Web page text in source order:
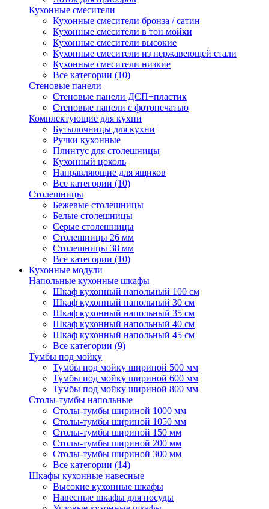
Кухонные смесители
Кухонные смесители бронза / сатин
Кухонные смесители в тон мойки
Кухонные смесители высокие
Кухонные смесители из нержавеющей стали
Кухонные смесители низкие
Все категории (10)
Стеновые панели
Стеновые панели ДСП+пластик
Стеновые панели с фотопечатью
Комплектующие для кухни
Бутылочницы для кухни
Ручки кухонные
Плинтус для столешницы
Кухонный цоколь
Направляющие для ящиков
Все категории (10)
Столешницы
Бежевые столешницы
Белые столешницы
Серые столешницы
Столешницы 26 мм
Столешницы 38 мм
Все категории (10)
Кухонные модули
Напольные кухонные шкафы
Шкаф кухонный напольный 100 см
Шкаф кухонный напольный 30 см
Шкаф кухонный напольный 35 см
Шкаф кухонный напольный 40 см
Шкаф кухонный напольный 45 см
Все категории (9)
Тумбы под мойку
Тумбы под мойку шириной 500 мм
Тумбы под мойку шириной 600 мм
Тумбы под мойку шириной 800 мм
Столы-тумбы напольные
Столы-тумбы шириной 1000 мм
Столы-тумбы шириной 1050 мм
Столы-тумбы шириной 150 мм
Столы-тумбы шириной 200 мм
Столы-тумбы шириной 300 мм
Все категории (14)
Шкафы кухонные навесные
Высокие кухонные шкафы
Навесные шкафы для посуды